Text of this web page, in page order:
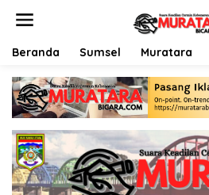
Beranda Sumsel Muratara